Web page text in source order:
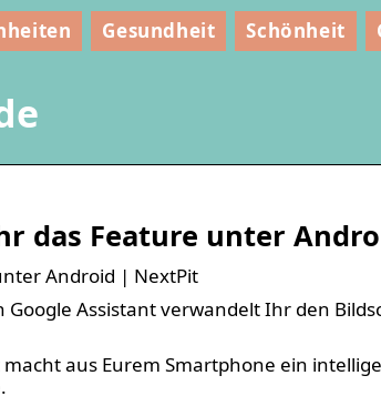
Gesundheit Schönheit
das Feature unter
Android | NextPit
Assistant verwandelt Ihr den
aus Eurem Smartphone ein